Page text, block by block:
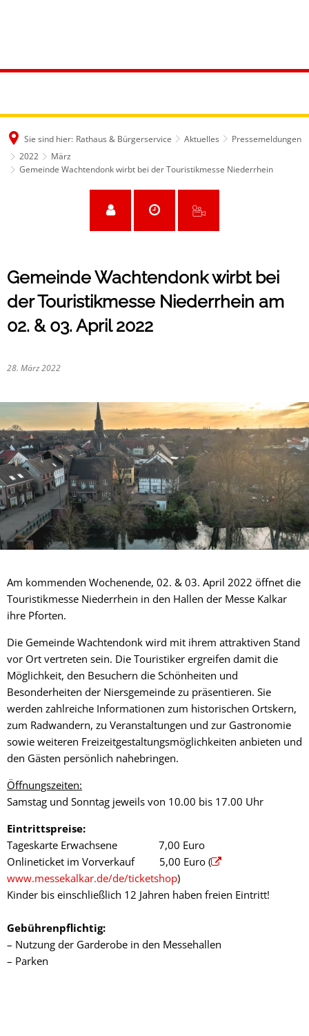
Sie sind hier: Rathaus & Bürgerservice Aktuelles
Pressemeldungen
2022
März
Gemeinde Wachtendonk wirbt bei der Touristikmesse Niederrhein
Gemeinde Wachtendonk wirbt bei
der Touristikmesse Niederrhein am
02. & 03. April 2022
28. März 2022
Am kommenden Wochenende, 02. & 03. April 2022 öffnet die
Touristikmesse Niederrhein in den Hallen der Messe Kalkar
ihre Pforten.
Die Gemeinde Wachtendonk wird mit ihrem attraktiven Stand
vor Ort vertreten sein. Die Touristiker ergreifen damit die
Möglichkeit, den Besuchern die Schönheiten und
Besonderheiten der Niersgemeinde zu präsentieren. Sie
werden zahlreiche Informationen zum historischen Ortskern,
zum Radwandern, zu Veranstaltungen und zur Gastronomie
sowie weiteren Freizeitgestaltungsmöglichkeiten anbieten und
den Gästen persönlich nahebringen.
Öffnungszeiten:
Samstag und Sonntag jeweils von 10.00 bis 17.00 Uhr
Eintrittspreise:
Tageskarte Erwachsene 7,00 Euro
Onlineticket im Vorverkauf 5,00 Euro (
www.messekalkar.de/de/ticketshop)
Kinder bis einschließlich 12 Jahren haben freien Eintritt!
Gebührenpflichtig:
– Nutzung der Garderobe in den Messehallen
– Parken